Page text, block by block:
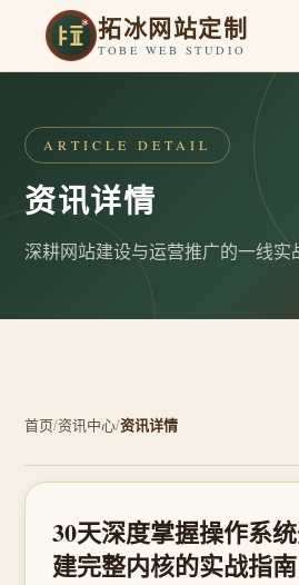
拓冰网站定制
TOBE WEB STUDIO
ARTICLE DETAIL
资讯详情
深耕网站建设与运营推广的一线实
首页/资讯中心/资讯详情
30天深度掌握操作系
建完整内核的实战指南